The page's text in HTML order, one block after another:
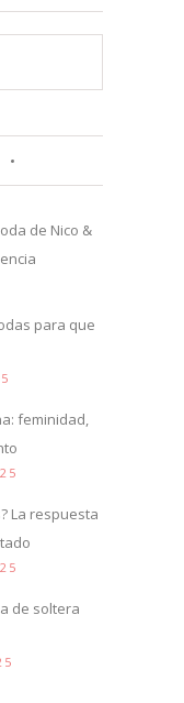
de Nico &
para que
feminidad,
La respuesta
de soltera